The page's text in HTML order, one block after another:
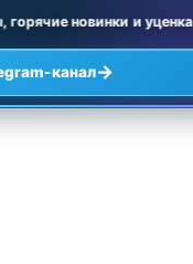
новинки и уценка
канал→